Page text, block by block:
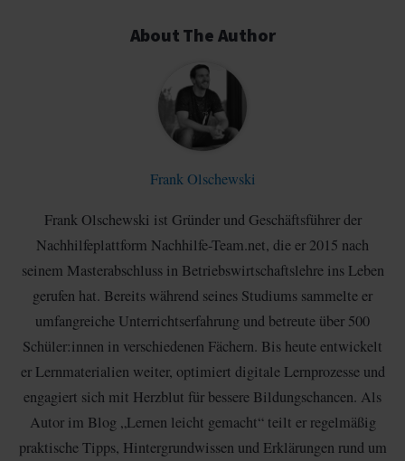
About The Author
Frank Olschewski
Frank Olschewski ist Gründer und Geschäftsführer der
Nachhilfeplattform Nachhilfe-Team.net, die er 2015 nach
seinem Masterabschluss in Betriebswirtschaftslehre ins Leben
gerufen hat. Bereits während seines Studiums sammelte er
umfangreiche Unterrichtserfahrung und betreute über 500
Schüler:innen in verschiedenen Fächern. Bis heute entwickelt
er Lernmaterialien weiter, optimiert digitale Lernprozesse und
engagiert sich mit Herzblut für bessere Bildungschancen. Als
Autor im Blog „Lernen leicht gemacht“ teilt er regelmäßig
praktische Tipps, Hintergrundwissen und Erklärungen rund um